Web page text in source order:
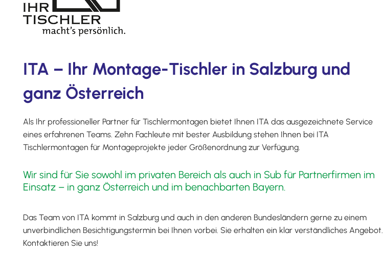
ITA – Ihr Montage-Tischler in Salzburg und
ganz Österreich
Als Ihr professioneller Partner für Tischlermontagen bietet Ihnen ITA das ausgezeichnete Service
eines erfahrenen Teams. Zehn Fachleute mit bester Ausbildung stehen Ihnen bei ITA
Tischlermontagen für Montageprojekte jeder Größenordnung zur Verfügung.
Wir sind für Sie sowohl im privaten Bereich als auch in Sub für Partnerfirmen im
Einsatz – in ganz Österreich und im benachbarten Bayern.
Das Team von ITA kommt in Salzburg und auch in den anderen Bundesländern gerne zu einem
unverbindlichen Besichtigungstermin bei Ihnen vorbei. Sie erhalten ein klar verständliches Angebot.
Kontaktieren Sie uns!